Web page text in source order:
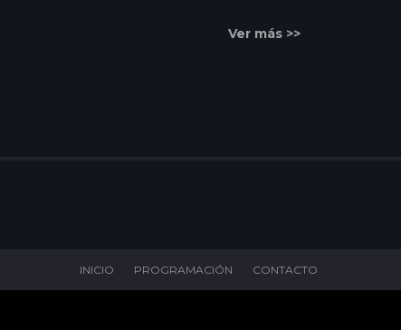
Ver más >>
INICIO PROGRAMACIÓN CONTACTO